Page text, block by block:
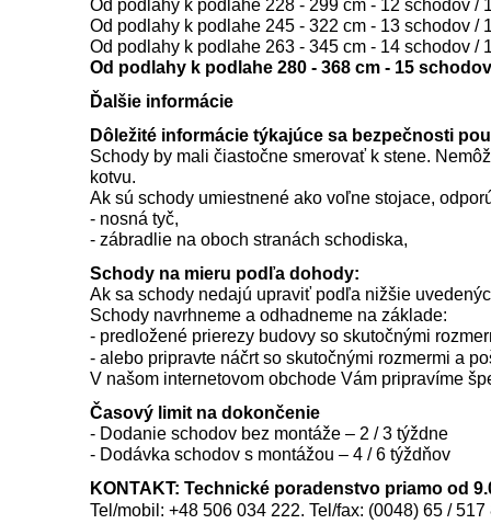
Od podlahy k podlahe 228 - 299 cm - 12 schodov /
Od podlahy k podlahe 245 - 322 cm - 13 schodov /
Od podlahy k podlahe 263 - 345 cm - 14 schodov /
Od podlahy k podlahe 280 - 368 cm - 15
Ďalšie informácie
Dôležité informácie týkajúce sa bezpečnosti
Schody by mali čiastočne smerovať k stene.
kotvu.
Ak sú schody umiestnené ako voľne stojace,
- nosná tyč,
- zábradlie na oboch stranách schodiska,
Schody na mieru podľa dohody:
Ak sa schody nedajú upraviť podľa nižšie
Schody navrhneme a odhadneme na základe:
- predložené prierezy budovy so skutočnými
- alebo pripravte náčrt so skutočnými rozmermi a
V našom internetovom obchode Vám pripravíme
Časový limit na dokončenie
- Dodanie schodov bez montáže – 2 / 3 týždne
- Dodávka schodov s montážou – 4 / 6 týždňov
KONTAKT: Technické poradenstvo priamo od
Tel/mobil: +48 506 034 222. Tel/fax: (0048) 65 /